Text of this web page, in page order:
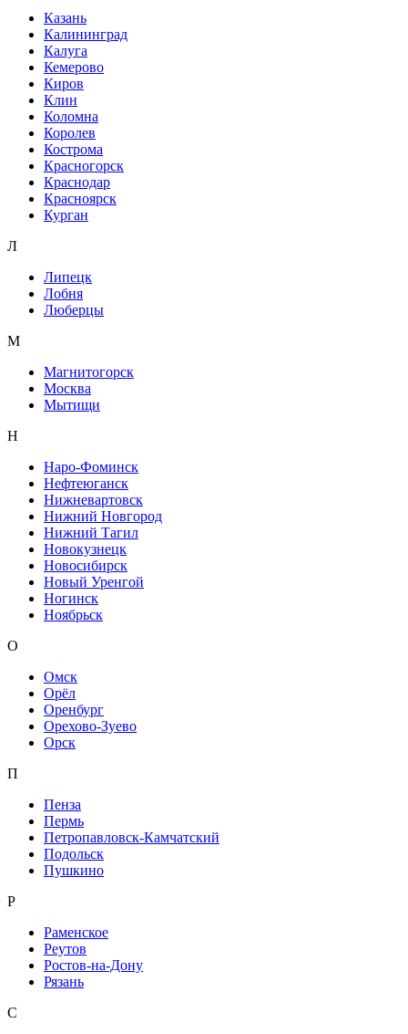
Казань
Калининград
Калуга
Кемерово
Киров
Клин
Коломна
Королев
Кострома
Красногорск
Краснодар
Красноярск
Курган
Л
Липецк
Лобня
Люберцы
М
Магнитогорск
Москва
Мытищи
Н
Наро-Фоминск
Нефтеюганск
Нижневартовск
Нижний Новгород
Нижний Тагил
Новокузнецк
Новосибирск
Новый Уренгой
Ногинск
Ноябрьск
О
Омск
Орёл
Оренбург
Орехово-Зуево
Орск
П
Пенза
Пермь
Петропавловск-Камчатский
Подольск
Пушкино
Р
Раменское
Реутов
Ростов-на-Дону
Рязань
С